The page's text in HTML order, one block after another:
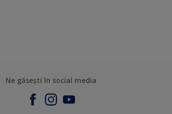
Ne găsești în social media